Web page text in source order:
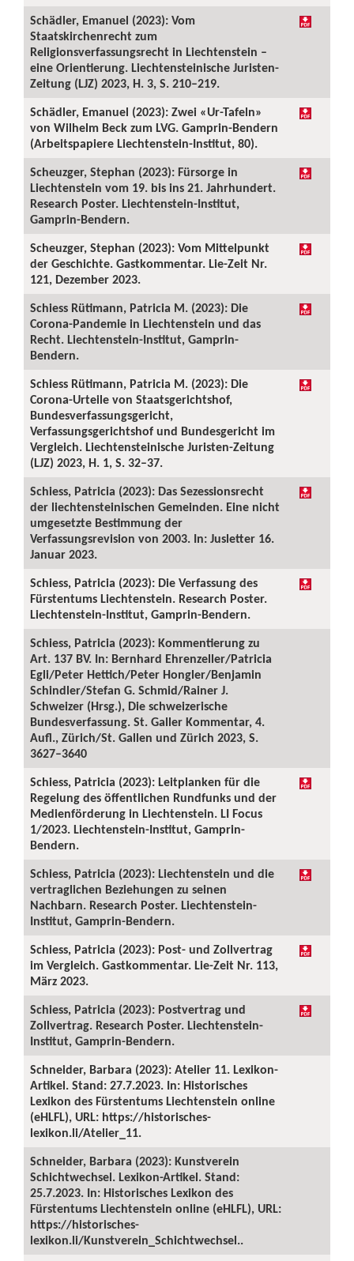
Schädler, Emanuel (2023): Vom
Staatskirchenrecht zum
Religionsverfassungsrecht in Liechtenstein –
eine Orientierung. Liechtensteinische Juristen-
Zeitung (LJZ) 2023, H. 3, S. 210–219.
Schädler, Emanuel (2023): Zwei «Ur-Tafeln»
von Wilhelm Beck zum LVG. Gamprin-Bendern
(Arbeitspapiere Liechtenstein-Institut, 80).
Scheuzger, Stephan (2023): Fürsorge in
Liechtenstein vom 19. bis ins 21. Jahrhundert.
Research Poster. Liechtenstein-Institut,
Gamprin-Bendern.
Scheuzger, Stephan (2023): Vom Mittelpunkt
der Geschichte. Gastkommentar. Lie-Zeit Nr.
121, Dezember 2023.
Schiess Rütimann, Patricia M. (2023): Die
Corona-Pandemie in Liechtenstein und das
Recht. Liechtenstein-Institut, Gamprin-
Bendern.
Schiess Rütimann, Patricia M. (2023): Die
Corona-Urteile von Staatsgerichtshof,
Bundesverfassungsgericht,
Verfassungsgerichtshof und Bundesgericht im
Vergleich. Liechtensteinische Juristen-Zeitung
(LJZ) 2023, H. 1, S. 32–37.
Schiess, Patricia (2023): Das Sezessionsrecht
der liechtensteinischen Gemeinden. Eine nicht
umgesetzte Bestimmung der
Verfassungsrevision von 2003. In: Jusletter 16.
Januar 2023.
Schiess, Patricia (2023): Die Verfassung des
Fürstentums Liechtenstein. Research Poster.
Liechtenstein-Institut, Gamprin-Bendern.
Schiess, Patricia (2023): Kommentierung zu
Art. 137 BV. In: Bernhard Ehrenzeller/Patricia
Egli/Peter Hettich/Peter Hongler/Benjamin
Schindler/Stefan G. Schmid/Rainer J.
Schweizer (Hrsg.), Die schweizerische
Bundesverfassung. St. Galler Kommentar, 4.
Aufl., Zürich/St. Gallen und Zürich 2023, S.
3627–3640
Schiess, Patricia (2023): Leitplanken für die
Regelung des öffentlichen Rundfunks und der
Medienförderung in Liechtenstein. LI Focus
1/2023. Liechtenstein-Institut, Gamprin-
Bendern.
Schiess, Patricia (2023): Liechtenstein und die
vertraglichen Beziehungen zu seinen
Nachbarn. Research Poster. Liechtenstein-
Institut, Gamprin-Bendern.
Schiess, Patricia (2023): Post- und Zollvertrag
im Vergleich. Gastkommentar. Lie-Zeit Nr. 113,
März 2023.
Schiess, Patricia (2023): Postvertrag und
Zollvertrag. Research Poster. Liechtenstein-
Institut, Gamprin-Bendern.
Schneider, Barbara (2023): Atelier 11. Lexikon-
Artikel. Stand: 27.7.2023. In: Historisches
Lexikon des Fürstentums Liechtenstein online
(eHLFL), URL: https://historisches-
lexikon.li/Atelier_11.
Schneider, Barbara (2023): Kunstverein
Schichtwechsel. Lexikon-Artikel. Stand:
25.7.2023. In: Historisches Lexikon des
Fürstentums Liechtenstein online (eHLFL), URL:
https://historisches-
lexikon.li/Kunstverein_Schichtwechsel..